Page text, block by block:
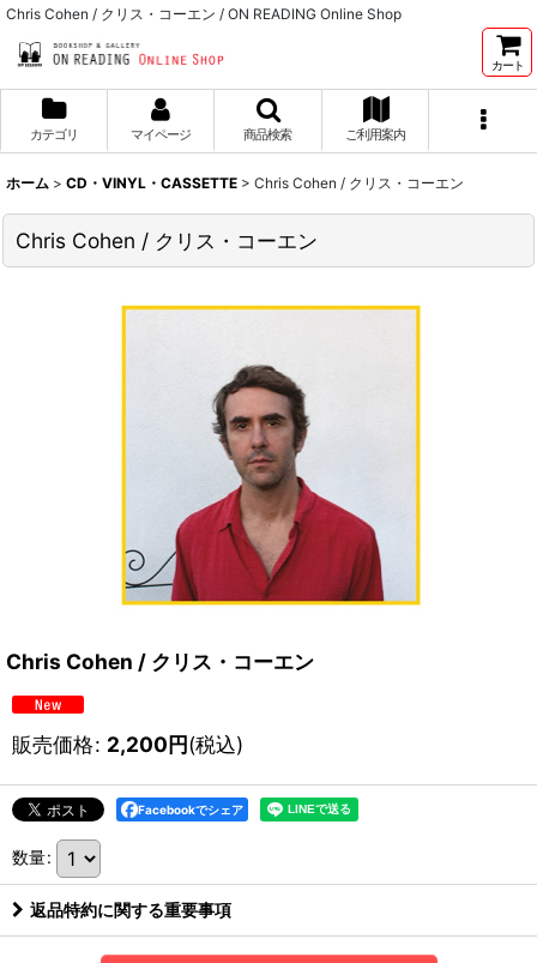
Chris Cohen / クリス・コーエン / ON READING Online Shop
カート
カテゴリ マイページ 商品検索 ご利用案内
ホーム > CD・VINYL・CASSETTE > Chris Cohen / クリス・コーエン
Chris Cohen / クリス・コーエン
Chris Cohen / クリス・コーエン
販売価格: 2,200円(税込)
Facebookでシェア
数量:
返品特約に関する重要事項